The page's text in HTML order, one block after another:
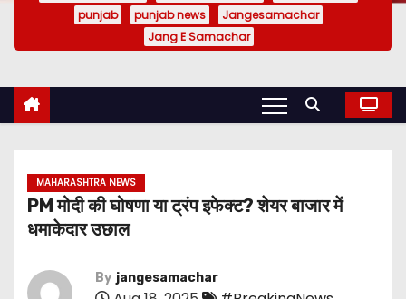
punjab
punjab news
Jangesamachar
Jang E Samachar
MAHARASHTRA NEWS
PM मोदी की घोषणा या ट्रंप इफेक्ट? शेयर बाजार में
धमाकेदार उछाल
By jangesamachar